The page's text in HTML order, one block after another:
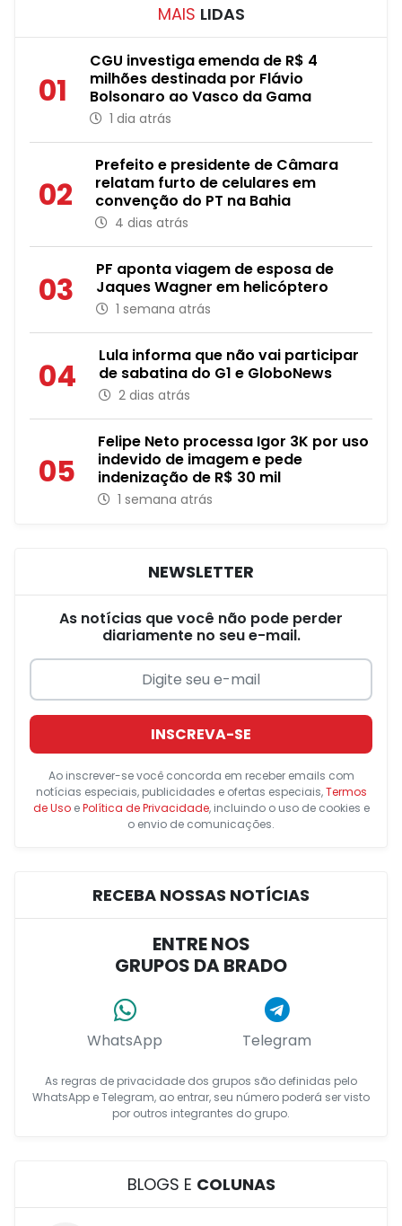
MAIS LIDAS
01
CGU investiga emenda de R$ 4
milhões destinada por Flávio
Bolsonaro ao Vasco da Gama
1 dia atrás
02
Prefeito e presidente de Câmara
relatam furto de celulares em
convenção do PT na Bahia
4 dias atrás
03
PF aponta viagem de esposa de
Jaques Wagner em helicóptero
1 semana atrás
04
Lula informa que não vai participar
de sabatina do G1 e GloboNews
2 dias atrás
05
Felipe Neto processa Igor 3K por uso
indevido de imagem e pede
indenização de R$ 30 mil
1 semana atrás
NEWSLETTER
As notícias que você não pode perder
diariamente no seu e-mail.
INSCREVA-SE
Ao inscrever-se você concorda em receber emails com
notícias especiais, publicidades e ofertas especiais,Termos
de UsoePolítica de Privacidade, incluindo o uso de cookies e
o envio de comunicações.
RECEBA NOSSAS NOTÍCIAS
ENTRE NOS
GRUPOS DA BRADO
WhatsApp Telegram
As regras de privacidade dos grupos são definidas pelo
WhatsApp e Telegram, ao entrar, seu número poderá ser visto
por outros integrantes do grupo.
BLOGS E COLUNAS